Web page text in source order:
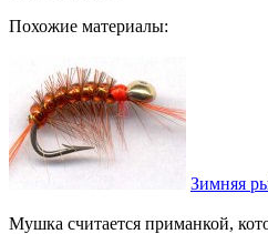
Похожие материалы:
Зимняя
Мушка считается приманкой,